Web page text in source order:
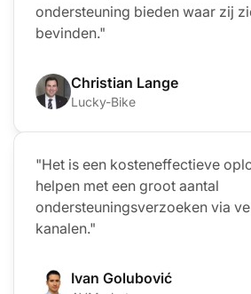
ondersteuning bieden waar zij
bevinden."
Christian Lange
Lucky-Bike
"Het is een kosteneffectieve
helpen met een groot aantal
ondersteuningsverzoeken via
kanalen."
Ivan Golubović